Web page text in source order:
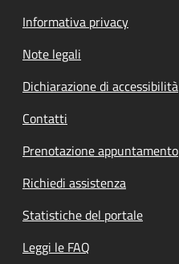
Informativa privacy
Note legali
Dichiarazione di accessibilità
Contatti
Prenotazione appuntamento
Richiedi assistenza
Statistiche del portale
Leggi le FAQ